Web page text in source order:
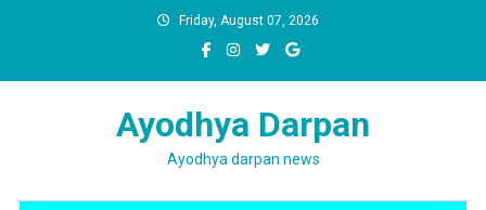
Friday, August 07, 2026
Ayodhya Darpan
Ayodhya darpan news